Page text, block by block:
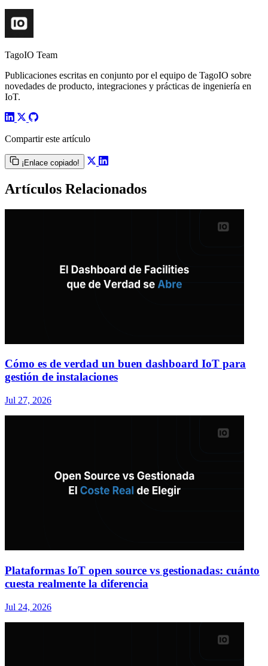
TagoIO Team
Publicaciones escritas en conjunto por el equipo de TagoIO sobre
novedades de producto, integraciones y prácticas de ingeniería en
IoT.
Compartir este artículo
¡Enlace copiado!
Artículos Relacionados
Cómo es de verdad un buen dashboard IoT para
gestión de instalaciones
Jul 27, 2026
Plataformas IoT open source vs gestionadas: cuánto
cuesta realmente la diferencia
Jul 24, 2026